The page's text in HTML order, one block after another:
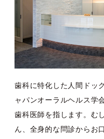
歯科に特化した人間ドッ
ャパンオーラルヘルス学
歯科医師を指します。む
ん、全身的な問診からお